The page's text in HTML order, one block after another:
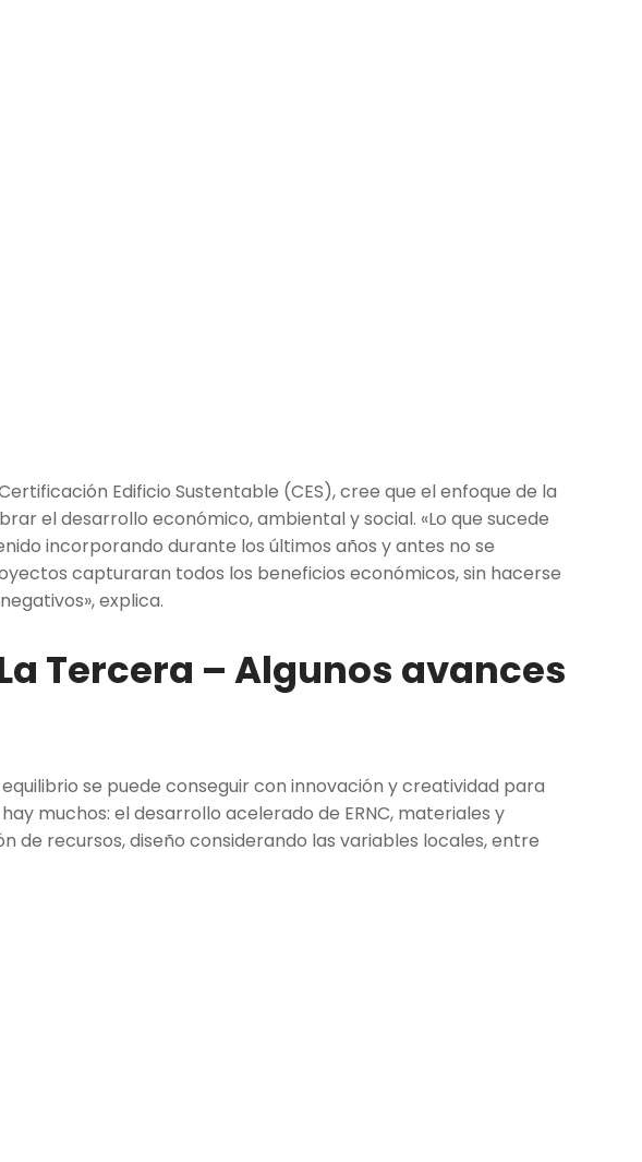
Edificio Sustentable (CES), cree que el enfoque de la
el desarrollo económico, ambiental y social. «Lo que sucede
incorporando durante los últimos años y antes no se
capturaran todos los beneficios económicos, sin hacerse
explica.
Tercera – Algunos avances
equilibrio se puede conseguir con innovación y creatividad para
muchos: el desarrollo acelerado de ERNC, materiales y
de recursos, diseño considerando las variables locales, entre